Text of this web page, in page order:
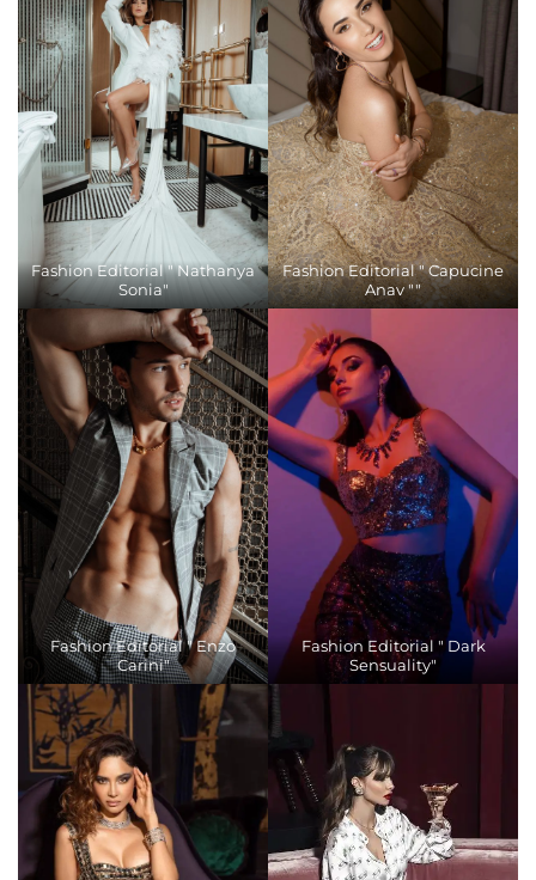
Fashion Editorial " Nathanya
Sonia"
Fashion Editorial " Capucine
Anav ""
Fashion Editorial " Enzo
Carini"
Fashion Editorial " Dark
Sensuality"